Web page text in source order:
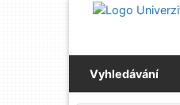
Přejít na obsah
Vyhledávání